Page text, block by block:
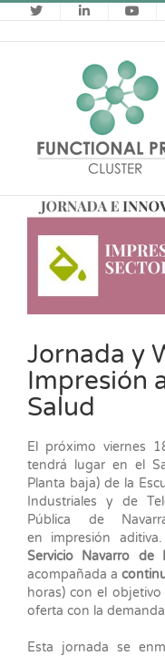
Saltar
al
contenido
Ver
imagen
más
grande
Jornada y
Impresión
Salud
El próximo viernes
tendrá lugar en el
Planta baja) de la
Industriales y de
Pública de
en impresión
Servicio Navarro de
acompañada a
horas) con el
oferta con la
Esta jornada se